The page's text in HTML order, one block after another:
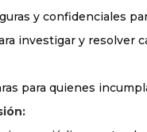
y confidenciales
investigar y resolver
para quienes